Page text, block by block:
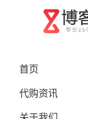
首页
代购资讯